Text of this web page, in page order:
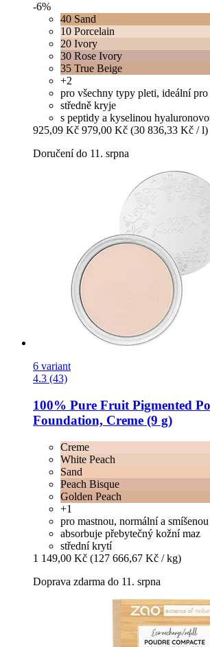
-6%
40 Sand
10 Porcelain
20 Ivory
30 Rose Ivory
35 True Beige
+2
pro všechny typy pleti, ideální pro
středně kryje
s peptidy a kyselinou
925,09 Kč 979,00 Kč (30 836,33 Kč / l)
Doručení do 11. srpna
6 variant
4.3 (43)
100% Pure Fruit Pigmented
Foundation, Creme (9 g)
Creme
White Peach
Sand
Peach Bisque
Golden Peach
+1
pro mastnou, normální a
absorbuje přebytečný kožní maz
střední krytí
1 149,00 Kč (127 666,67 Kč / kg)
Doprava zdarma do 11. srpna